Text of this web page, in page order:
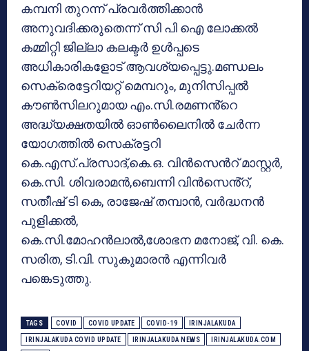
കമ്പനി തുറന്ന് പ്രവർത്തിക്കാൻ
അനുവദിക്കരുതെന്ന് സി പി ഐ ലോക്കൽ
കമ്മിറ്റി ജില്ലാ കലക്ടർ ഉൾപ്പടെ
അധികാരികളോട് ആവശ്യപ്പെട്ടു.മണ്ഡലം
സെക്രെട്ടേറിയറ്റ് മെമ്പറും, മുനിസിപ്പൽ
കൗൺസിലറുമായ എം.സി.രമണൻ്റെ
അദ്ധ്യക്ഷതയിൽ ഓൺലൈനിൽ ചേർന്ന
യോഗത്തിൽ സെക്രട്ടറി
കെ.എസ്.പ്രസാദ്,കെ.ഒ. വിൻസെൻറ് മാസ്റ്റർ,
കെ.സി. ശിവരാമൻ,ബെന്നി വിൻസെൻ്റ്,
സതീഷ് ടി കെ, രാജേഷ് തമ്പാൻ, വർദ്ധനൻ
പുളിക്കൽ,
കെ.സി.മോഹൻലാൽ,ശോഭന മനോജ്, വി. കെ.
സരിത, ടി.വി. സുകുമാരൻ എന്നിവർ
പങ്കെടുത്തു.
TAGS COVID COVID UPDATE COVID-19 IRINJALAKUDA
IRINJALAKUDA COVID UPDATE IRINJALAKUDA NEWS IRINJALAKUDA.COM